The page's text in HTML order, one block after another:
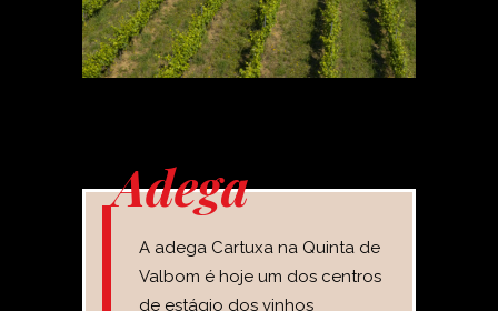
Adega
A adega Cartuxa na Quinta de
Valbom é hoje um dos centros
de estágio dos vinhos